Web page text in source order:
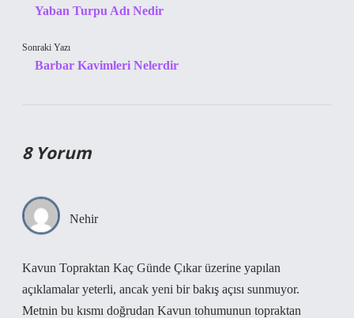
Yaban Turpu Adı Nedir
Sonraki Yazı
Barbar Kavimleri Nelerdir
8 Yorum
Nehir
Kavun Topraktan Kaç Günde Çıkar üzerine yapılan
açıklamalar yeterli, ancak yeni bir bakış açısı sunmuyor.
Metnin bu kısmı doğrudan Kavun tohumunun topraktan